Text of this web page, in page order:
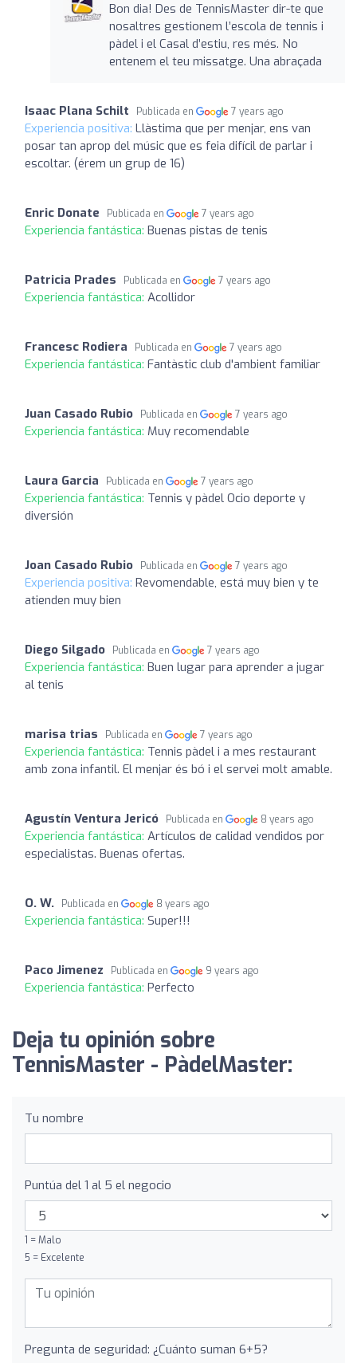
Bon dia! Des de TennisMaster dir-te que
nosaltres gestionem l’escola de tennis i
pàdel i el Casal d’estiu, res més. No
entenem el teu missatge. Una abraçada
Isaac Plana Schilt Publicada en 7 years ago
Experiencia positiva: Llàstima que per menjar, ens van
posar tan aprop del músic que es feia difícil de parlar i
escoltar. (érem un grup de 16)
Enric Donate Publicada en 7 years ago
Experiencia fantástica: Buenas pistas de tenis
Patricia Prades Publicada en 7 years ago
Experiencia fantástica: Acollidor
Francesc Rodiera Publicada en 7 years ago
Experiencia fantástica: Fantàstic club d'ambient familiar
Juan Casado Rubio Publicada en 7 years ago
Experiencia fantástica: Muy recomendable
Laura Garcia Publicada en 7 years ago
Experiencia fantástica: Tennis y pàdel Ocio deporte y
diversión
Joan Casado Rubio Publicada en 7 years ago
Experiencia positiva: Revomendable, está muy bien y te
atienden muy bien
Diego Silgado Publicada en 7 years ago
Experiencia fantástica: Buen lugar para aprender a jugar
al tenis
marisa trias Publicada en 7 years ago
Experiencia fantástica: Tennis pàdel i a mes restaurant
amb zona infantil. El menjar és bó i el servei molt amable.
Agustín Ventura Jericó Publicada en 8 years ago
Experiencia fantástica: Artículos de calidad vendidos por
especialistas. Buenas ofertas.
O. W. Publicada en 8 years ago
Experiencia fantástica: Super!!!
Paco Jimenez Publicada en 9 years ago
Experiencia fantástica: Perfecto
Deja tu opinión sobre
TennisMaster - PàdelMaster:
Tu nombre
Puntúa del 1 al 5 el negocio
1 = Malo
5 = Excelente
Pregunta de seguridad: ¿Cuánto suman 6+5?